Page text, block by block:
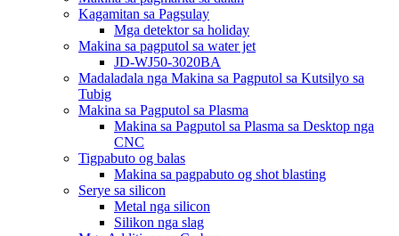
Kagamitan sa Pagsulay
Mga detektor sa holiday
Makina sa pagputol sa water jet
JD-WJ50-3020BA
Madaladala nga Makina sa Pagputol sa Kutsilyo sa
Tubig
Makina sa Pagputol sa Plasma
Makina sa Pagputol sa Plasma sa Desktop nga
CNC
Tigpabuto og balas
Makina sa pagpabuto og shot blasting
Serye sa silicon
Metal nga silicon
Silikon nga slag